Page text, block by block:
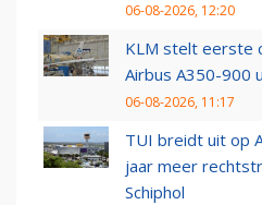
06-08-2026, 12:20
KLM stelt eerste
Airbus A350-900
06-08-2026, 11:17
TUI breidt uit op
jaar meer
Schiphol